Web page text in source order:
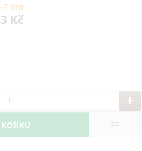
7 dní
Kč